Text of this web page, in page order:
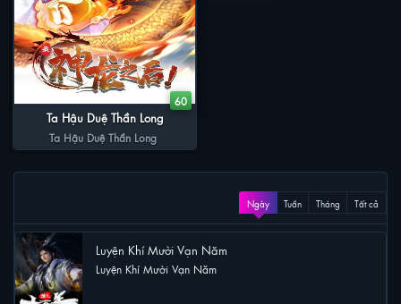
60
Ta Hậu Duệ Thần Long
Ta Hậu Duệ Thần Long
Ngày Tuần Tháng Tất cả
Luyện Khí Mười Vạn Năm
Luyện Khí Mười Vạn Năm